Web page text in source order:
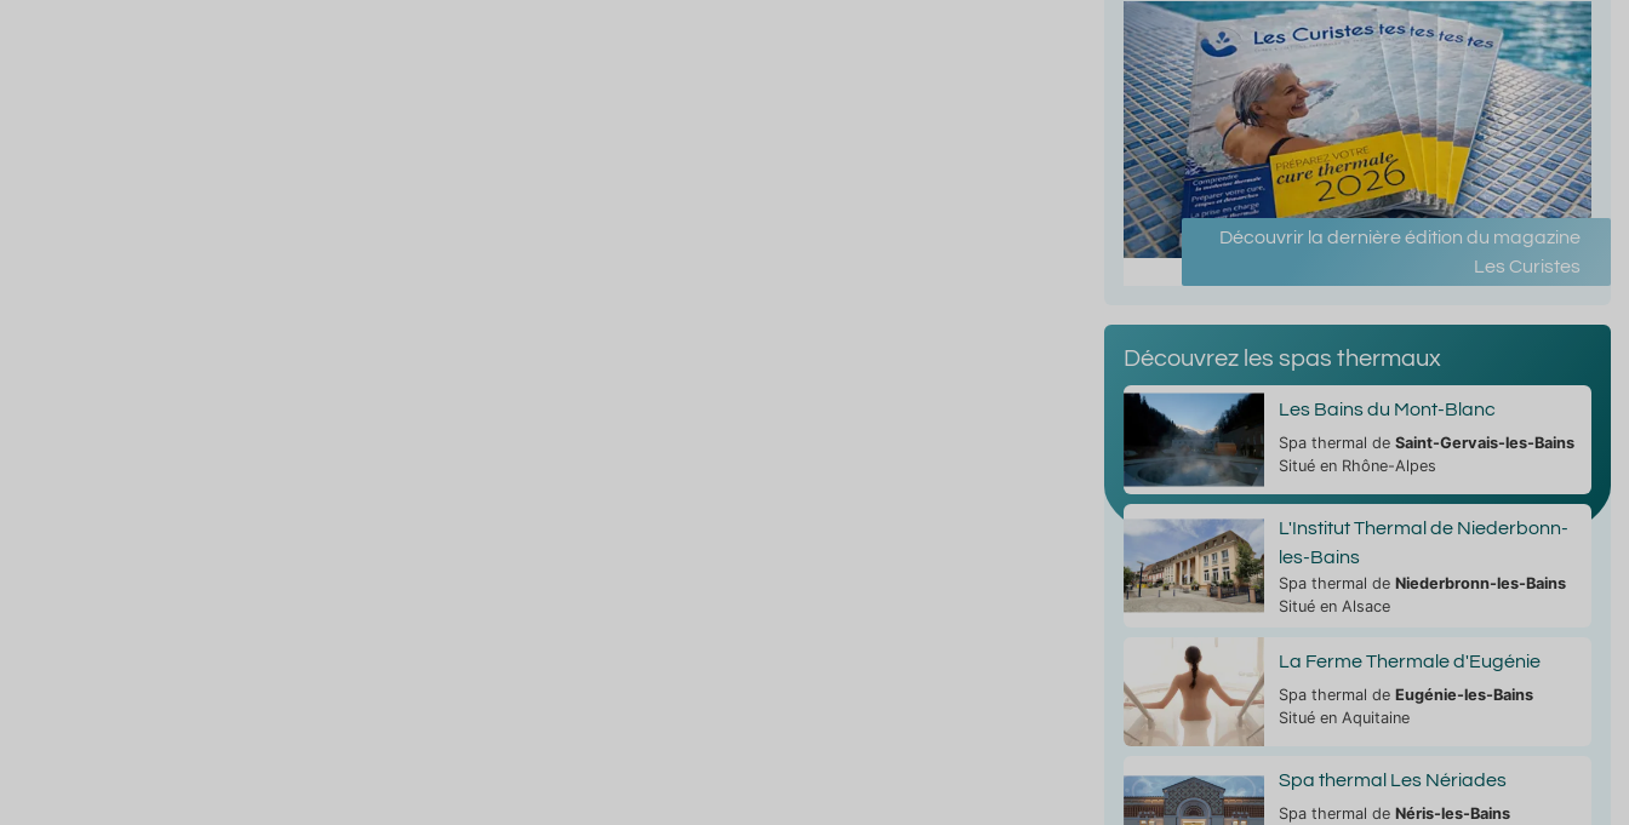
Découvrir la dernière édition du magazine
Les Curistes
Découvrez les spas thermaux
Les Bains du Mont-Blanc
Spa thermal de Saint-Gervais-les-Bains
Situé en Rhône-Alpes
L'Institut Thermal de Niederbonn-
les-Bains
Spa thermal de Niederbronn-les-Bains
Situé en Alsace
La Ferme Thermale d'Eugénie
Spa thermal de Eugénie-les-Bains
Situé en Aquitaine
Spa thermal Les Nériades
Spa thermal de Néris-les-Bains